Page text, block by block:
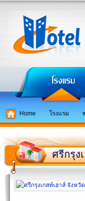
Home โรงแรม
ศรีกรุง